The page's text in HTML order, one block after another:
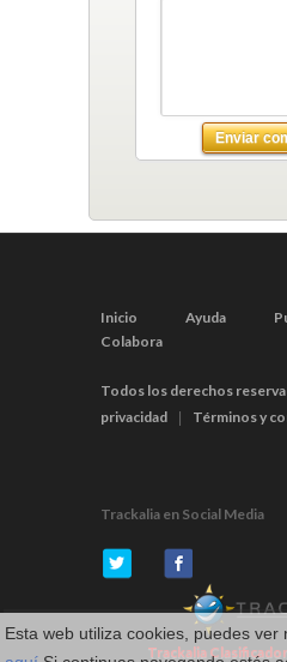
Esta web utiliza cookies, puedes ver
Enviar
Inicio Ayuda
Colabora
Todos los derechos
privacidad
Términos y
Trackalia en Social Media
Trackalia